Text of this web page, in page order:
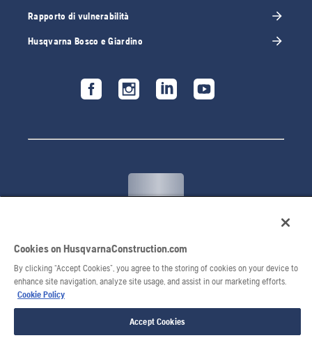
Rapporto di vulnerabilità
Husqvarna Bosco e Giardino
© 2026 Husqvarna AB. Tutti i diritti riservati.
Cookies on HusqvarnaConstruction.com
By clicking “Accept Cookies”, you agree to the storing of cookies on your device to
enhance site navigation, analyze site usage, and assist in our marketing efforts.
Cookie Policy
Accept Cookies